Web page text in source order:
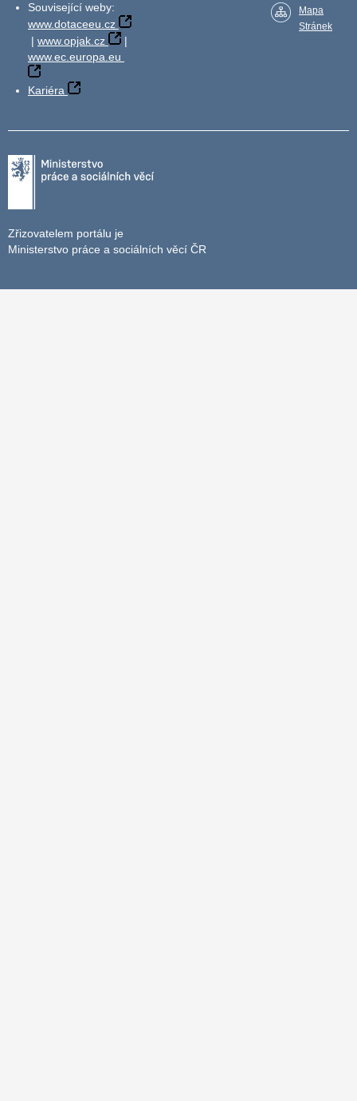
Související weby:
www.dotaceeu.cz
| www.opjak.cz
|
www.ec.europa.eu
Kariéra
Mapa
Stránek
Zřizovatelem portálu je
Ministerstvo práce a sociálních věcí ČR